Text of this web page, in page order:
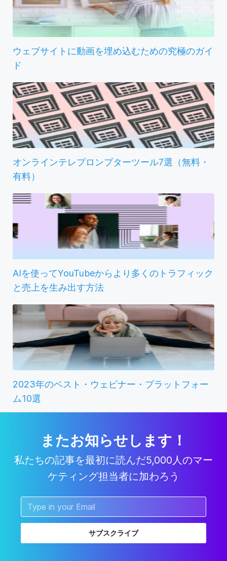
ウェブサイトに動画を埋め込むための究極のガイ
ド
オンラインテレプロンプターツール7選（無料・
有料）
AIを使ってYouTubeからより多くのトラフィック
と売上を生み出す方法
2023年のベスト・ウェビナー・プラットフォー
ム10選
またお知らせします！
私たちの記事を最初に読んだ5,000人のマー
ケティング担当者に加わろう
サブスクライブ